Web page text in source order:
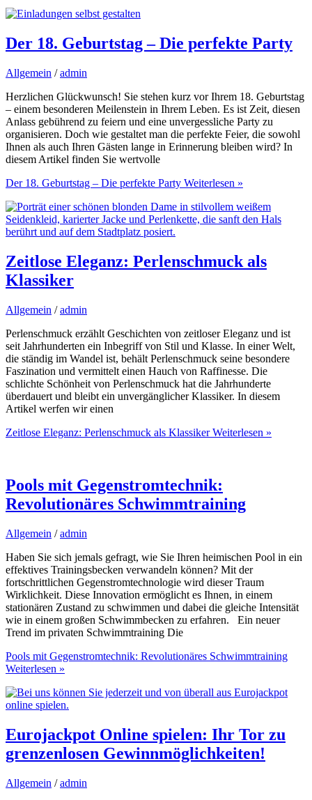
Der 18. Geburtstag – Die perfekte Party
Allgemein /admin
Herzlichen Glückwunsch! Sie stehen kurz vor Ihrem 18. Geburtstag
– einem besonderen Meilenstein in Ihrem Leben. Es ist Zeit, diesen
Anlass gebührend zu feiern und eine unvergessliche Party zu
organisieren. Doch wie gestaltet man die perfekte Feier, die sowohl
Ihnen als auch Ihren Gästen lange in Erinnerung bleiben wird? In
diesem Artikel finden Sie wertvolle
Der 18. Geburtstag – Die perfekte Party Weiterlesen »
Zeitlose Eleganz: Perlenschmuck als
Klassiker
Allgemein /admin
Perlenschmuck erzählt Geschichten von zeitloser Eleganz und ist
seit Jahrhunderten ein Inbegriff von Stil und Klasse. In einer Welt,
die ständig im Wandel ist, behält Perlenschmuck seine besondere
Faszination und vermittelt einen Hauch von Raffinesse. Die
schlichte Schönheit von Perlenschmuck hat die Jahrhunderte
überdauert und bleibt ein unvergänglicher Klassiker. In diesem
Artikel werfen wir einen
Zeitlose Eleganz: Perlenschmuck als KlassikerWeiterlesen »
Pools mit Gegenstromtechnik:
Revolutionäres Schwimmtraining
Allgemein /admin
Haben Sie sich jemals gefragt, wie Sie Ihren heimischen Pool in ein
effektives Trainingsbecken verwandeln können? Mit der
fortschrittlichen Gegenstromtechnologie wird dieser Traum
Wirklichkeit. Diese Innovation ermöglicht es Ihnen, in einem
stationären Zustand zu schwimmen und dabei die gleiche Intensität
wie in einem großen Schwimmbecken zu erfahren. Ein neuer
Trend im privaten Schwimmtraining Die
Pools mit Gegenstromtechnik: Revolutionäres Schwimmtraining
Weiterlesen »
Eurojackpot Online spielen: Ihr Tor zu
grenzenlosen Gewinnmöglichkeiten!
Allgemein /admin